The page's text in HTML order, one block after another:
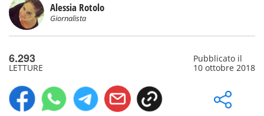
Alessia Rotolo
Giornalista
6.293
LETTURE
Pubblicato il
10 ottobre 2018